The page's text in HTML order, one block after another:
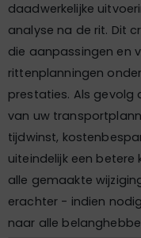
daadwerkelijke
analyse na de rit. Dit
die aanpassingen en
rittenplanningen
prestaties. Als
van uw
tijdwinst,
uiteindelijk een betere
alle gemaakte
erachter - indien
naar alle